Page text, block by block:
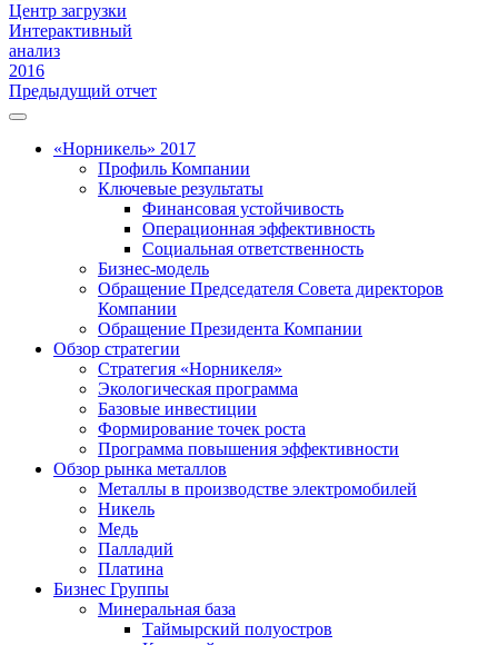
Центр загрузки
Интерактивный
анализ
2016
Предыдущий отчет
«Норникель» 2017
Профиль Компании
Ключевые результаты
Финансовая устойчивость
Операционная эффективность
Социальная ответственность
Бизнес-модель
Обращение Председателя Совета директоров
Компании
Обращение Президента Компании
Обзор стратегии
Стратегия «Норникеля»
Экологическая программа
Базовые инвестиции
Формирование точек роста
Программа повышения эффективности
Обзор рынка металлов
Металлы в производстве электромобилей
Никель
Медь
Палладий
Платина
Бизнес Группы
Минеральная база
Таймырский полуостров